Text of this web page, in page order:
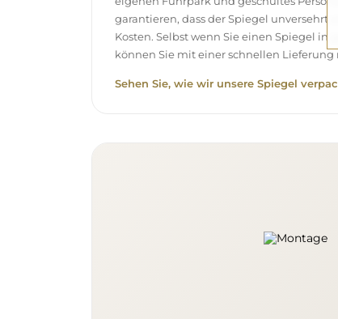
garantieren, dass der Spiegel unversehrt
Kosten. Selbst wenn Sie einen Spiegel in
können Sie mit einer schnellen Lieferung
Sehen Sie, wie wir unsere Spiegel